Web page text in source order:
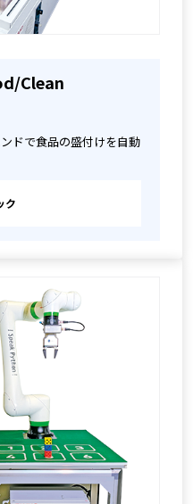
Clean
ドで食品の盛付けを自動
ク